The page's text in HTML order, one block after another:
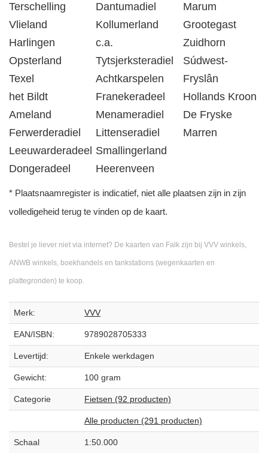
Terschelling
Vlieland
Harlingen
Opsterland
Texel
het Bildt
Ameland
Ferwerderadiel
Leeuwarderadeel
Dongeradeel
Dantumadiel
Kollumerland
c.a.
Tytsjerksteradiel
Achtkarspelen
Franekeradeel
Menameradiel
Littenseradiel
Smallingerland
Heerenveen
Marum
Grootegast
Zuidhorn
Súdwest-
Fryslân
Hollands Kroon
De Fryske
Marren
* Plaatsnaamregister is indicatief, niet alle plaatsen zijn in zijn
volledigeheid terug te vinden op de kaart.
Bestel je liever niet via internet? De kaarten van Falk zijn bij VVV winkels,
ANWB winkels, boekhandels en tankstations (wegenkaarten en
plattegronden) te koop.
Merk: VVV
EAN/ISBN: 9789028705333
Levertijd: Enkele werkdagen
Gewicht: 100 gram
Categorie Fietsen (92 producten)
Alle producten (291 producten)
Schaal 1:50.000